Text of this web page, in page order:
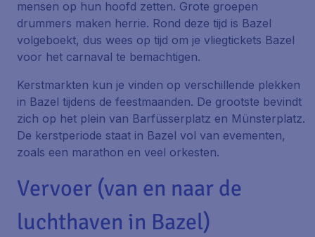
mensen op hun hoofd zetten. Grote groepen
drummers maken herrie. Rond deze tijd is Bazel
volgeboekt, dus wees op tijd om je vliegtickets Bazel
voor het carnaval te bemachtigen.
Kerstmarkten kun je vinden op verschillende plekken
in Bazel tijdens de feestmaanden. De grootste bevindt
zich op het plein van Barfüsserplatz en Münsterplatz.
De kerstperiode staat in Bazel vol van evementen,
zoals een marathon en veel orkesten.
Vervoer (van en naar de
luchthaven in Bazel)